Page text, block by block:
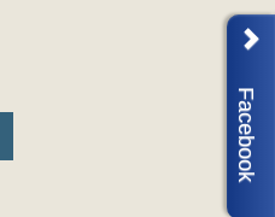
Facebook